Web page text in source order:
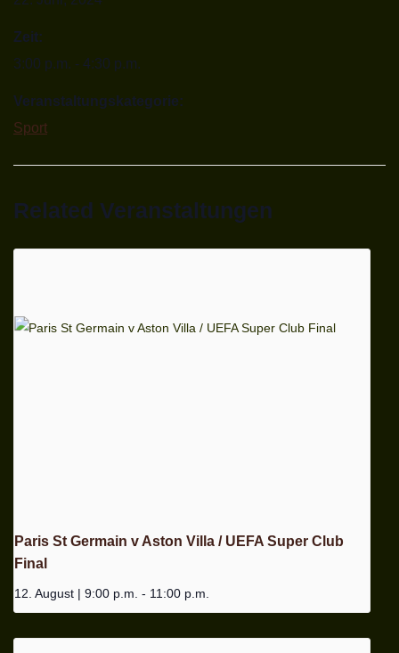
Zeit:
3:00 p.m. - 4:30 p.m.
Veranstaltungskategorie:
Sport
Related Veranstaltungen
Paris St Germain v Aston Villa / UEFA Super Club
Final
12. August | 9:00 p.m. - 11:00 p.m.